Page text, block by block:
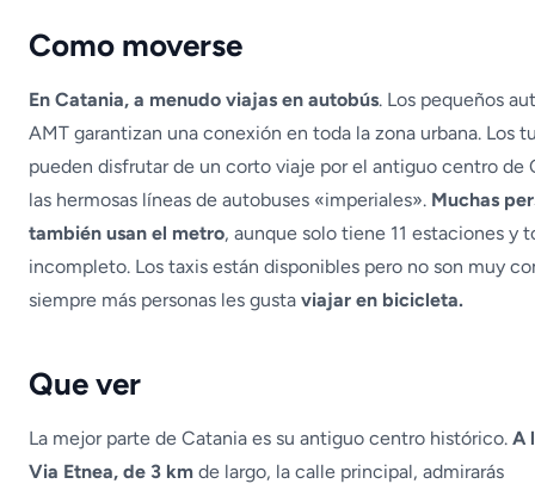
Como moverse
En Catania, a menudo viajas en autobús. Los pequeños
AMT garantizan una conexión en toda la zona urbana. Los
pueden disfrutar de un corto viaje por el antiguo centro de
las hermosas líneas de autobuses «imperiales». Muchas
también usan el metro, aunque solo tiene 11 estaciones y
incompleto. Los taxis están disponibles pero no son muy
siempre más personas les gusta viajar en bicicleta.
Que ver
La mejor parte de Catania es su antiguo centro histórico. A
Via Etnea, de 3 km de largo, la calle principal, admirarás